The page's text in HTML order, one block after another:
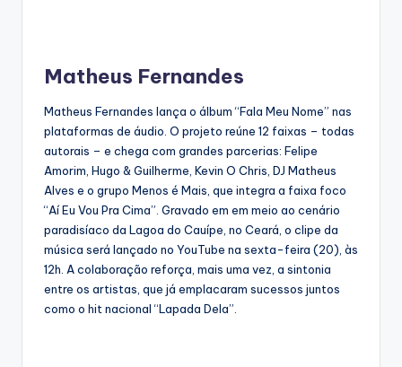
Matheus Fernandes
Matheus Fernandes lança o álbum “Fala Meu Nome” nas
plataformas de áudio. O projeto reúne 12 faixas – todas
autorais – e chega com grandes parcerias: Felipe
Amorim, Hugo & Guilherme, Kevin O Chris, DJ Matheus
Alves e o grupo Menos é Mais, que integra a faixa foco
“Aí Eu Vou Pra Cima”. Gravado em em meio ao cenário
paradisíaco da Lagoa do Cauípe, no Ceará, o clipe da
música será lançado no YouTube na sexta-feira (20), às
12h. A colaboração reforça, mais uma vez, a sintonia
entre os artistas, que já emplacaram sucessos juntos
como o hit nacional “Lapada Dela”.